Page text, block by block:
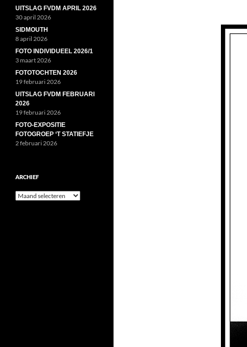
UITSLAG FVDM APRIL 2026
30 april 2026
SIDMOUTH
8 april 2026
FOTO INDIVIDUEEL 2026/1
3 maart 2026
FOTOTOCHTEN 2026
19 februari 2026
UITSLAG FVDM FEBRUARI
2026
19 februari 2026
FOTO-EXPOSITIE
FOTOGROEP ‘T STATIEFJE
2 februari 2026
ARCHIEF
Archief